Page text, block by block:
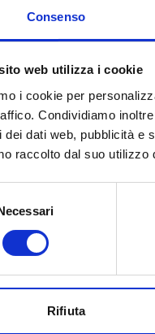
Consenso
web utilizza i cookie
i cookie per
Condividiamo
dei dati web, pubblicità e
raccolto dal suo utilizzo
Rifiuta
che nel
o comando
e Unioni di
un periodo di almeno
o servizio di polizia
tempo
minima richiesta è
la non ammissibilità
gli operatori
sono in distacco o
un periodo di
all’atto della
diverse dalla
o patti